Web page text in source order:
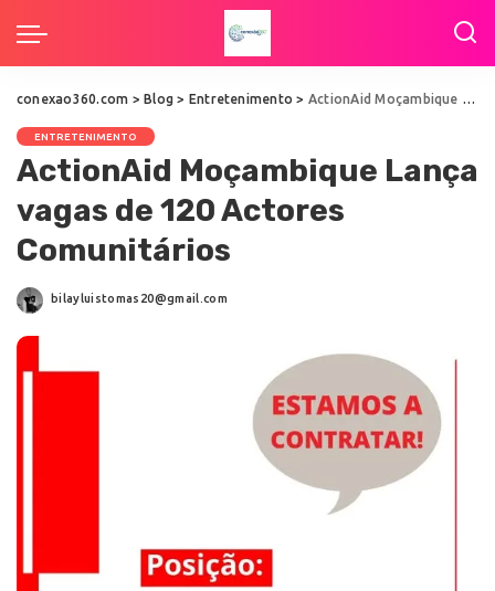
conexao360.com >Blog > Entretenimento > ActionAid Moçambique Lança vagas de 120 Actores Comunitários
ENTRETENIMENTO
ActionAid Moçambique Lança
vagas de 120 Actores
Comunitários
bilayluistomas20@gmail.com